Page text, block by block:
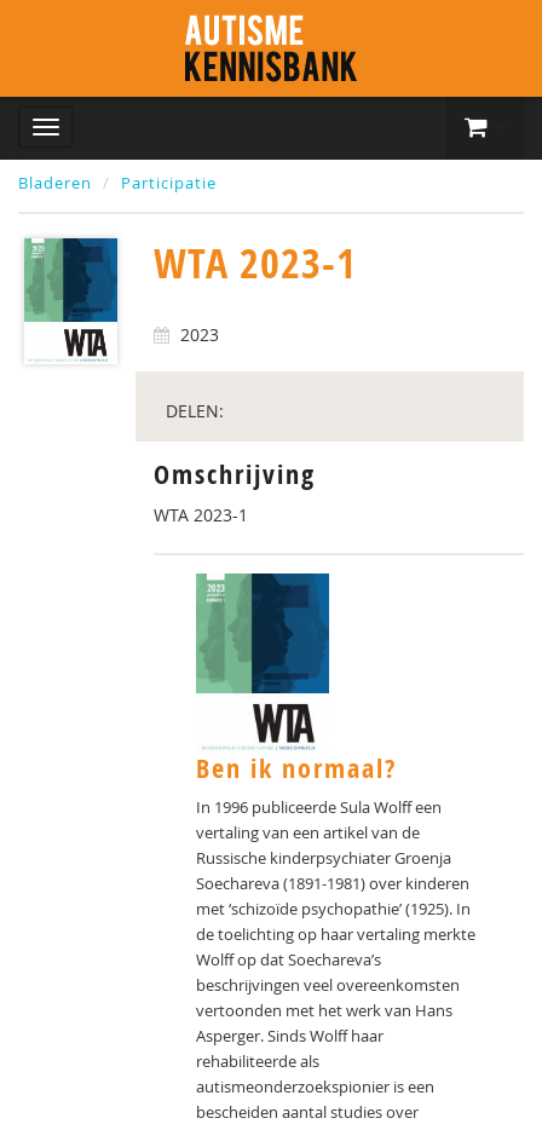
Bladeren Participatie
WTA 2023-1
2023
DELEN:
Omschrijving
WTA 2023-1
Ben ik normaal?
In 1996 publiceerde Sula Wolff een
vertaling van een artikel van de
Russische kinderpsychiater Groenja
Soechareva (1891-1981) over kinderen
met ‘schizoïde psychopathie’ (1925). In
de toelichting op haar vertaling merkte
Wolff op dat Soechareva’s
beschrijvingen veel overeenkomsten
vertoonden met het werk van Hans
Asperger. Sinds Wolff haar
rehabiliteerde als
autismeonderzoekspionier is een
bescheiden aantal studies over